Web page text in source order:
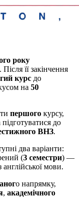
року
її закінчення
курс до
на 50
першого курсу,
підготуватися до
ВНЗ.
два варіанти:
(3 семестри) —
англійської мови.
о напрямку,
, академічного